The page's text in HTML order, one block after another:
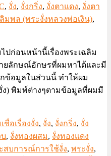
, งั่ง, งั่งกริ่ง, งั่งตาแดง, งั่งตา
มพล (พระงั่งหลวงพ่อเงิน),
ปก่อนหน้านี้เรื่องพระเฉลิม
ยลักษณ์อักษรที่ผมหาได้และมี
กข้อมูลในส่วนนี้ ทำให้ผม
) พิมพ์ต่างๆตามข้อมูลที่ผมมี
ชื่อเรื่องงั่ง, งั่ง, งั่งกริ่ง, งั่ง
, งั่งทองผสม, งั่งทองแดง
สบการณ์การใช้งั่ง, พระงั่ง,